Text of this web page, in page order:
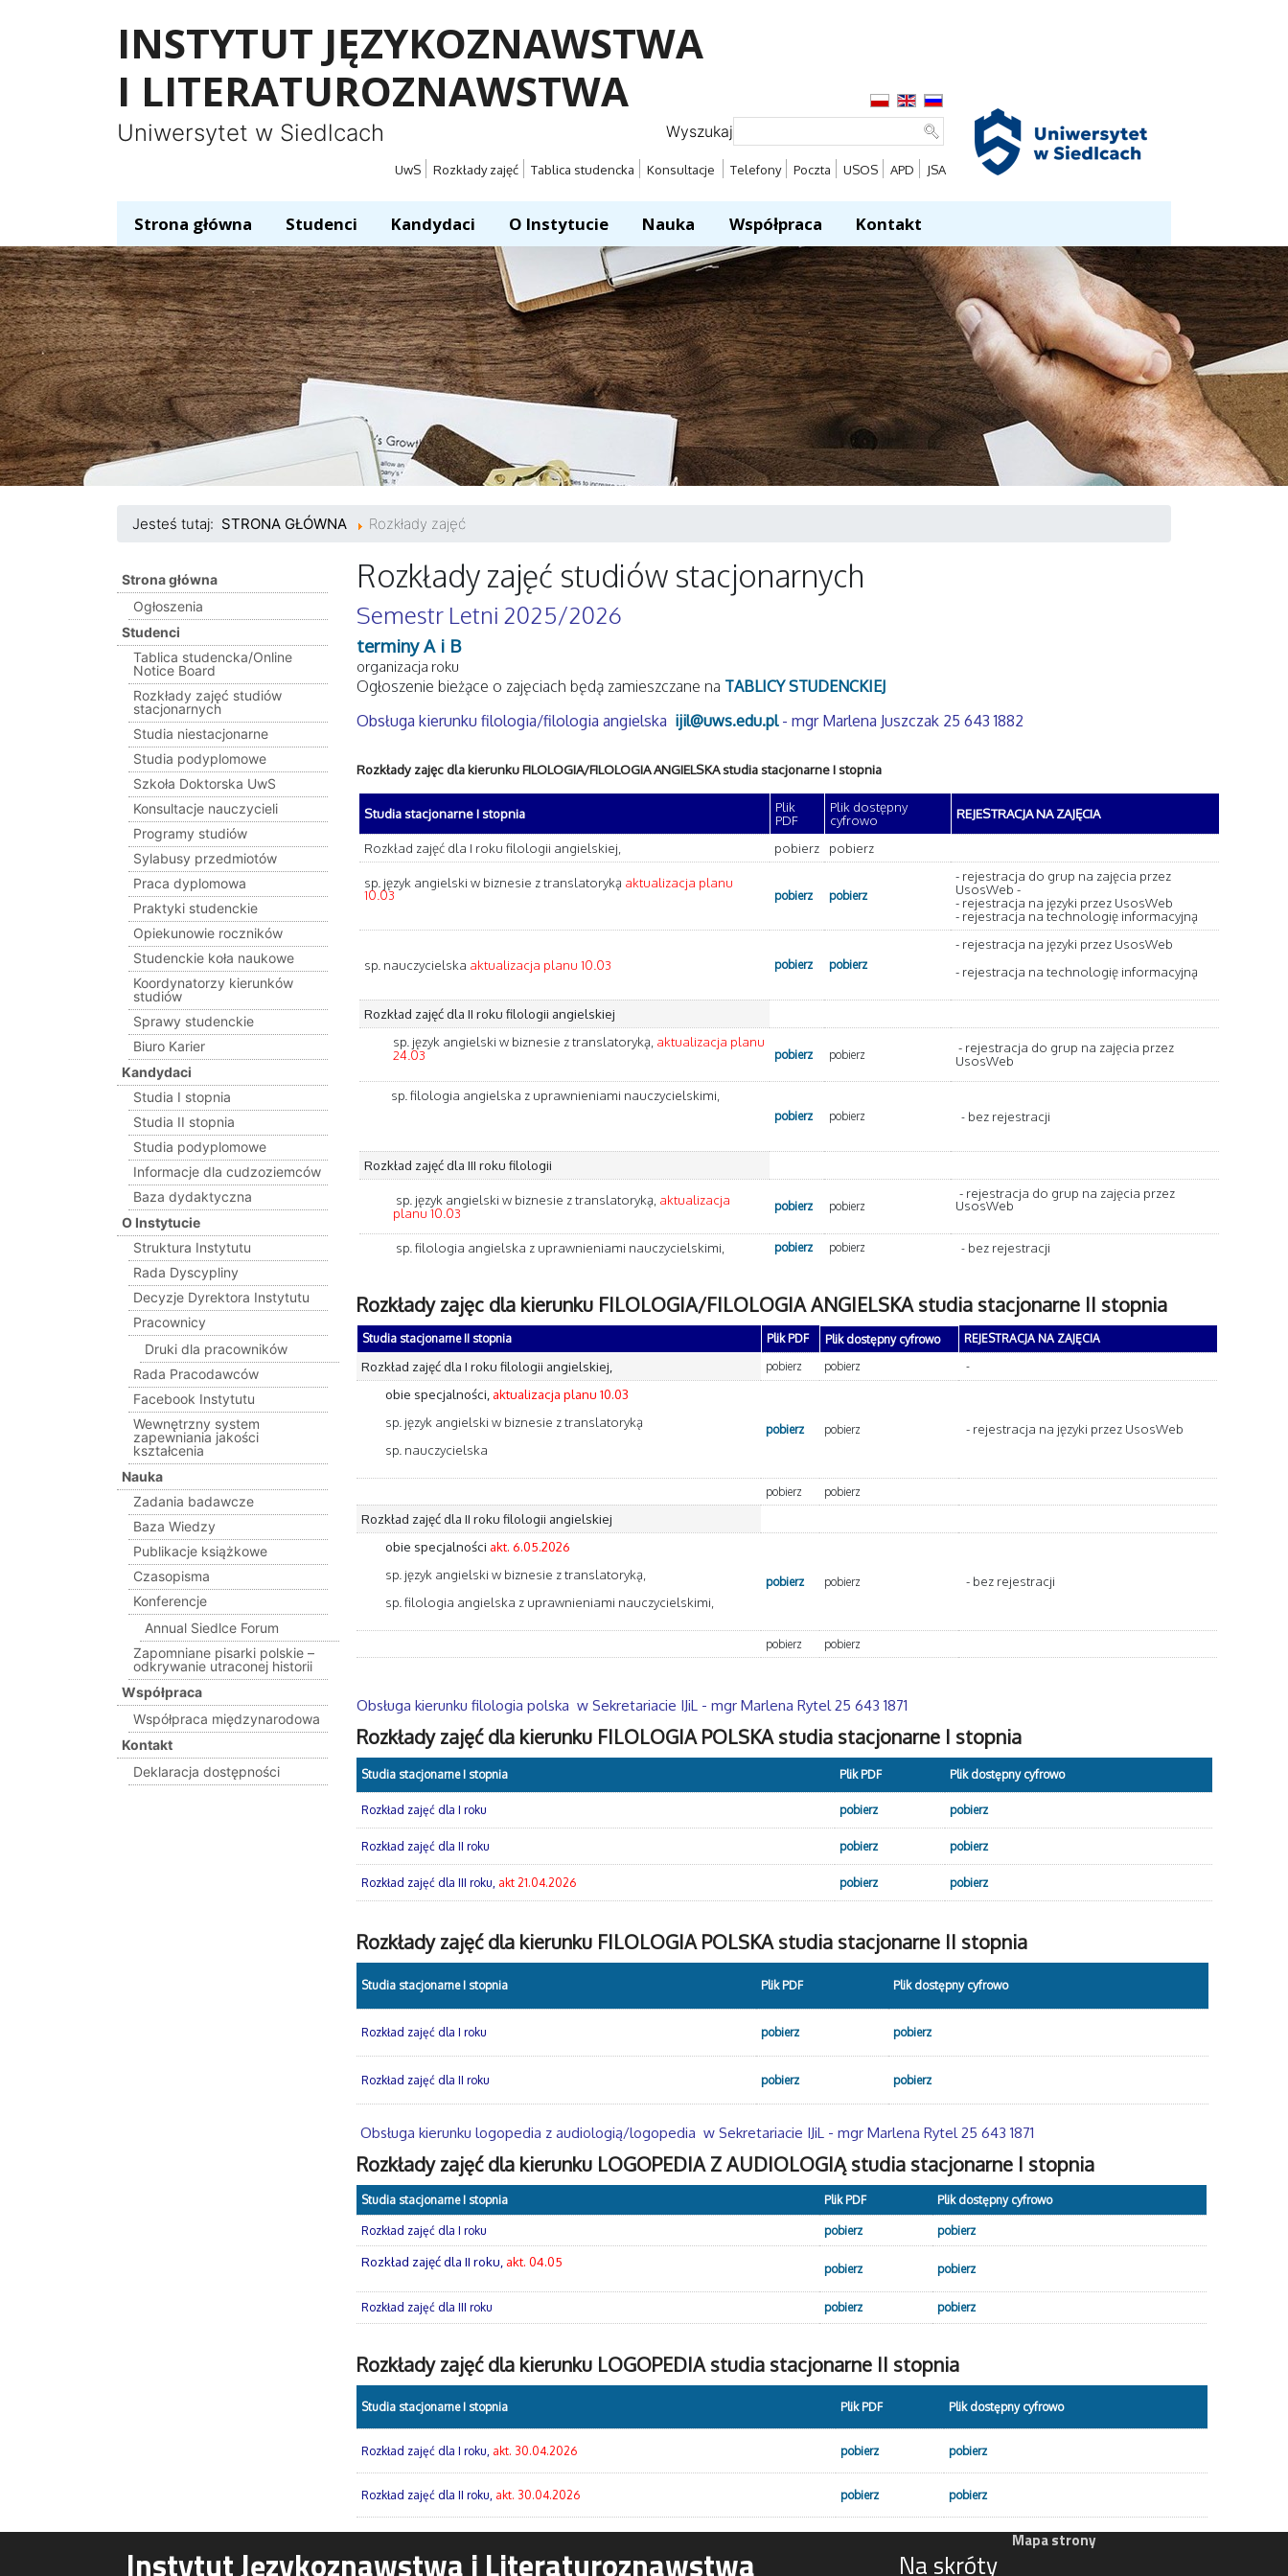
INSTYTUT JĘZYKOZNAWSTWA
I LITERATUROZNAWSTWA
Uniwersytet w Siedlcach Wyszukaj
UwS Rozkłady zajęć Tablica studencka Konsultacje Telefony Poczta USOS APD JSA
Strona główna Studenci Kandydaci O Instytucie Nauka Współpraca Kontakt
Jesteś tutaj: STRONA GŁÓWNA Rozkłady zajęć
Strona główna
Ogłoszenia
Studenci
Tablica studencka/Online
Notice Board
Rozkłady zajęć studiów
stacjonarnych
Studia niestacjonarne
Studia podyplomowe
Szkoła Doktorska UwS
Konsultacje nauczycieli
Programy studiów
Sylabusy przedmiotów
Praca dyplomowa
Praktyki studenckie
Opiekunowie roczników
Studenckie koła naukowe
Koordynatorzy kierunków
studiów
Sprawy studenckie
Biuro Karier
Kandydaci
Studia I stopnia
Studia II stopnia
Studia podyplomowe
Informacje dla cudzoziemców
Baza dydaktyczna
O Instytucie
Struktura Instytutu
Rada Dyscypliny
Decyzje Dyrektora Instytutu
Pracownicy
Druki dla pracowników
Rada Pracodawców
Facebook Instytutu
Wewnętrzny system
zapewniania jakości
kształcenia
Nauka
Zadania badawcze
Baza Wiedzy
Publikacje książkowe
Czasopisma
Konferencje
Annual Siedlce Forum
Zapomniane pisarki polskie –
odkrywanie utraconej historii
Współpraca
Współpraca międzynarodowa
Kontakt
Deklaracja dostępności
Rozkłady zajęć studiów stacjonarnych
Semestr Letni 2025/2026
terminy A i B
organizacja roku
Ogłoszenie bieżące o zajęciach będą zamieszczane na TABLICY STUDENCKIEJ
Obsługa kierunku filologia/filologia angielska ijil@uws.edu.pl- mgr Marlena Juszczak 25 643 1882
Rozkłady zajęc dla kierunku FILOLOGIA/FILOLOGIA ANGIELSKA studia stacjonarne I stopnia
Studia stacjonarne I stopnia
Plik
PDF
Plik dostępny
cyfrowo
REJESTRACJA NA ZAJĘCIA
Rozkład zajęć dla I roku filologii angielskiej, pobierz pobierz
sp. język angielski w biznesie z translatoryką aktualizacja planu
10.03 pobierz pobierz
- rejestracja do grup na zajęcia przez
UsosWeb -
- rejestracja na języki przez UsosWeb
- rejestracja na technologię informacyjną
sp. nauczycielska aktualizacja planu 10.03 pobierz pobierz
- rejestracja na języki przez UsosWeb
- rejestracja na technologię informacyjną
Rozkład zajęć dla II roku filologii angielskiej
sp. język angielski w biznesie z translatoryką, aktualizacja planu
24.03
pobierz pobierz
- rejestracja do grup na zajęcia przez
UsosWeb
sp. filologia angielska z uprawnieniami nauczycielskimi,
pobierz pobierz - bez rejestracji
Rozkład zajęć dla III roku filologii
sp. język angielski w biznesie z translatoryką, aktualizacja
planu 10.03
pobierz pobierz
- rejestracja do grup na zajęcia przez
UsosWeb
sp. filologia angielska z uprawnieniami nauczycielskimi, pobierz pobierz - bez rejestracji
Rozkłady zajęc dla kierunku FILOLOGIA/FILOLOGIA ANGIELSKA studia stacjonarne II stopnia
Studia stacjonarne II stopnia Plik PDF Plik dostępny cyfrowo REJESTRACJA NA ZAJĘCIA
Rozkład zajęć dla I roku filologii angielskiej, pobierz pobierz -
obie specjalności, aktualizacja planu 10.03
sp. język angielski w biznesie z translatoryką
sp. nauczycielska
pobierz pobierz - rejestracja na języki przez UsosWeb
pobierz pobierz
Rozkład zajęć dla II roku filologii angielskiej
obie specjalności akt. 6.05.2026
sp. język angielski w biznesie z translatoryką,
sp. filologia angielska z uprawnieniami nauczycielskimi,
pobierz pobierz - bez rejestracji
pobierz pobierz
Obsługa kierunku filologia polska w Sekretariacie IJiL - mgr Marlena Rytel 25 643 1871
Rozkłady zajęć dla kierunku FILOLOGIA POLSKA studia stacjonarne I stopnia
Studia stacjonarne I stopnia Plik PDF Plik dostępny cyfrowo
Rozkład zajęć dla I roku pobierz pobierz
Rozkład zajęć dla II roku pobierz pobierz
Rozkład zajęć dla III roku, akt 21.04.2026 pobierz pobierz
Rozkłady zajęć dla kierunku FILOLOGIA POLSKA studia stacjonarne II stopnia
Studia stacjonarne I stopnia Plik PDF Plik dostępny cyfrowo
Rozkład zajęć dla I roku pobierz pobierz
Rozkład zajęć dla II roku pobierz pobierz
Obsługa kierunku logopedia z audiologią/logopedia w Sekretariacie IJiL - mgr Marlena Rytel 25 643 1871
Rozkłady zajęć dla kierunku LOGOPEDIA Z AUDIOLOGIĄ studia stacjonarne I stopnia
Studia stacjonarne I stopnia Plik PDF Plik dostępny cyfrowo
Rozkład zajęć dla I roku pobierz pobierz
Rozkład zajęć dla II roku, akt. 04.05 pobierz pobierz
Rozkład zajęć dla III roku pobierz pobierz
Rozkłady zajęć dla kierunku LOGOPEDIA studia stacjonarne II stopnia
Studia stacjonarne I stopnia Plik PDF Plik dostępny cyfrowo
Rozkład zajęć dla I roku, akt. 30.04.2026 pobierz pobierz
Rozkład zajęć dla II roku, akt. 30.04.2026 pobierz pobierz
Instytut Językoznawstwa i Literaturoznawstwa Na skróty
Mapa strony